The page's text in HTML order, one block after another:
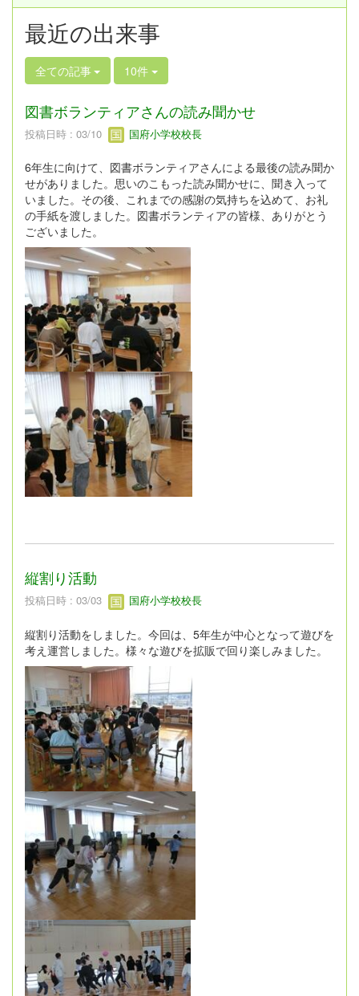
最近の出来事
全ての記事 10件
図書ボランティアさんの読み聞かせ
投稿日時 : 03/10 国府小学校校長
6年生に向けて、図書ボランティアさんによる最後の読み聞か
せがありました。思いのこもった読み聞かせに、聞き入って
いました。その後、これまでの感謝の気持ちを込めて、お礼
の手紙を渡しました。図書ボランティアの皆様、ありがとう
ございました。
縦割り活動
投稿日時 : 03/03 国府小学校校長
縦割り活動をしました。今回は、5年生が中心となって遊びを
考え運営しました。様々な遊びを拡販で回り楽しみました。